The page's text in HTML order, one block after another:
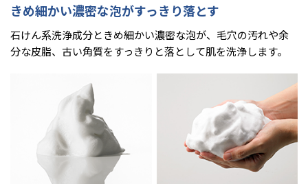
きめ細かい濃密な泡がすっきり落とす
石けん系洗浄成分ときめ細かい濃密な泡が、毛穴の汚れや余
分な皮脂、古い角質をすっきりと落として肌を洗浄します。